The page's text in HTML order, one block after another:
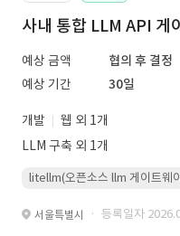
사내 통합 LLM API 게
예상 금액
협의 후 결정
예상 기간
30일
개발
웹 외 1개
LLM 구축 외 1개
litellm(오픈소스 llm 게이트웨
서울특별시 · 등록일자